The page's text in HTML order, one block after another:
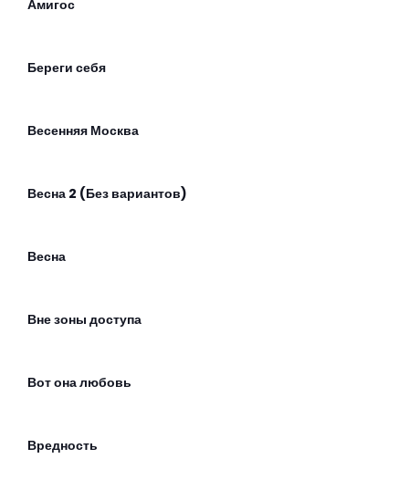
Амигос
Береги себя
Весенняя Москва
Весна 2 (Без вариантов)
Весна
Вне зоны доступа
Вот она любовь
Вредность